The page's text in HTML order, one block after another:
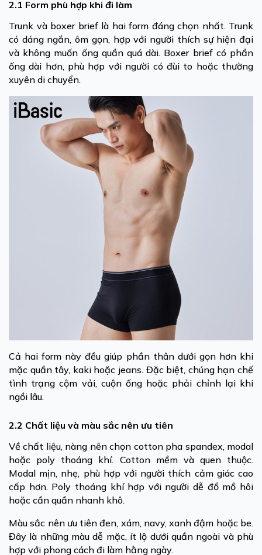
2.1 Form phù hợp khi đi làm
Trunk và boxer brief là hai form đáng chọn nhất. Trunk
có dáng ngắn, ôm gọn, hợp với người thích sự hiện đại
và không muốn ống quần quá dài. Boxer brief có phần
ống dài hơn, phù hợp với người có đùi to hoặc thường
xuyên di chuyển.
Cả hai form này đều giúp phần thân dưới gọn hơn khi
mặc quần tây, kaki hoặc jeans. Đặc biệt, chúng hạn chế
tình trạng cộm vải, cuộn ống hoặc phải chỉnh lại khi
ngồi lâu.
2.2 Chất liệu và màu sắc nên ưu tiên
Về chất liệu, nàng nên chọn cotton pha spandex, modal
hoặc poly thoáng khí. Cotton mềm và quen thuộc.
Modal mịn, nhẹ, phù hợp với người thích cảm giác cao
cấp hơn. Poly thoáng khí hợp với người dễ đổ mồ hôi
hoặc cần quần nhanh khô.
Màu sắc nên ưu tiên đen, xám, navy, xanh đậm hoặc be.
Đây là những màu dễ mặc, ít lộ dưới quần ngoài và phù
hợp với phong cách đi làm hằng ngày.